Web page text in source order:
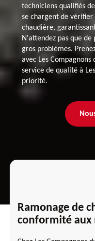
techniciens qualifiés
se chargent de
chaudière,
N'attendez pas que
gros problèmes.
avec Les
service de qualité à
priorité.
Ramonage de
conformité aux